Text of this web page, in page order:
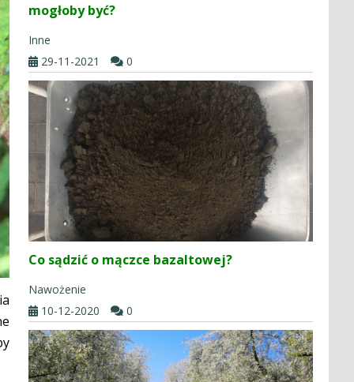
mogłoby być?
Inne
29-11-2021
0
Co sądzić o mączce bazaltowej?
Nawożenie
10-12-2020
0